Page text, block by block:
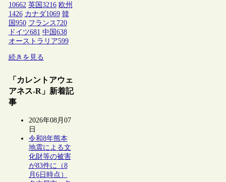
10662 英国3216 欧州
1426 カナダ1069 韓
国950 フランス 720
ドイツ681 中国638
オーストラリア599
続きを見る
「カレントアウェ
アネス-R」新着記
事
2026年08月07
日
令和8年熊本
地震による文
化財等の被害
が83件に（8
月6日時点）